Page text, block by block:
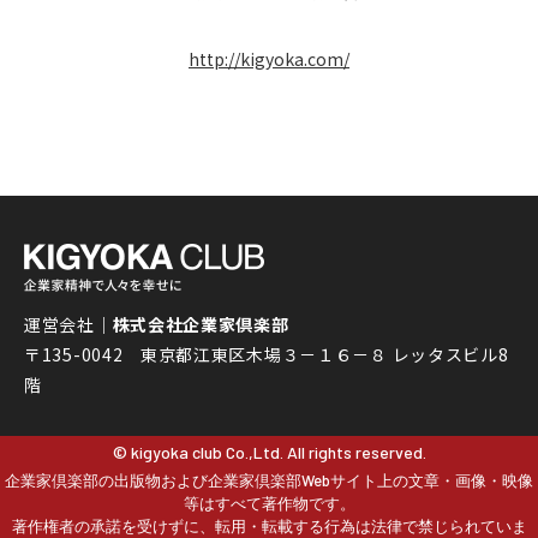
http://kigyoka.com/
運営会社｜ 株式会社企業家倶楽部
〒135-0042 東京都江東区木場３－１６－８ レッタスビル8
階
© kigyoka club Co.,Ltd. All rights reserved.
企業家倶楽部の出版物および企業家倶楽部Webサイト上の文章・画像・映像
等はすべて著作物です。
著作権者の承諾を受けずに、転用・転載する行為は法律で禁じられていま